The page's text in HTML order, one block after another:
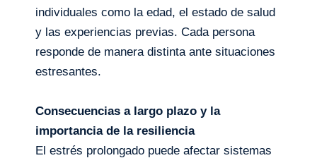
individuales como la edad, el estado de salud
y las experiencias previas. Cada persona
responde de manera distinta ante situaciones
estresantes.
Consecuencias a largo plazo y la
importancia de la resiliencia
El estrés prolongado puede afectar sistemas